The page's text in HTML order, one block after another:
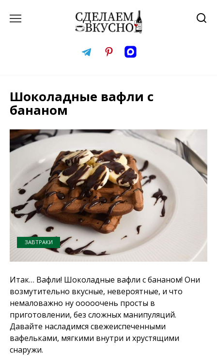
Шоколадные вафли с
бананом
ЗАВТРАКИ
Итак… Вафли! Шоколадные вафли с бананом! Они
возмутительно вкусные, невероятные, и что
немаловажно ну ооооочень просты в
приготовлении, без сложных манипуляций.
Давайте насладимся свежеиспеченными
вафельками, мягкими внутри и хрустящими
снаружи.